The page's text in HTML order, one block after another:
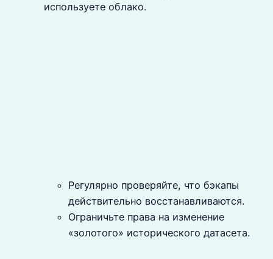
используете облако.
Регулярно проверяйте, что бэкапы
действительно восстанавливаются.
Ограничьте права на изменение
«золотого» исторического датасета.